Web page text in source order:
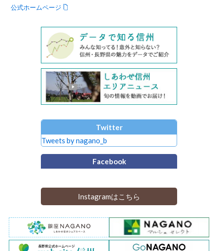
公式ホームページ
Twitter
Tweets by nagano_b
Facebook
Instagramはこちら